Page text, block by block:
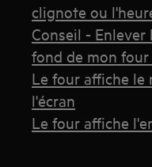
clignote ou
Conseil -
fond de mon
Le four affiche le
l'écran
Le four affiche